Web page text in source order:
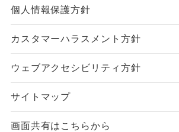
個人情報保護方針
カスタマーハラスメント方針
ウェブアクセシビリティ方針
サイトマップ
画面共有はこちらから